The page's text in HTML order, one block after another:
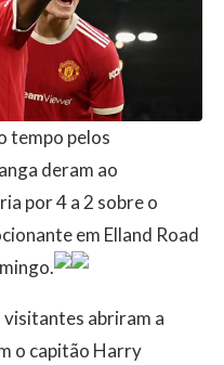
tempo pelos
deram ao
por 4 a 2 sobre o
em Elland Road
visitantes abriram a
o capitão Harry